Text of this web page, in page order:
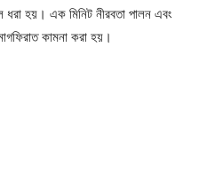
ধরা হয়। এক মিনিট নীরবতা পালন এবং
কামনা করা হয়।